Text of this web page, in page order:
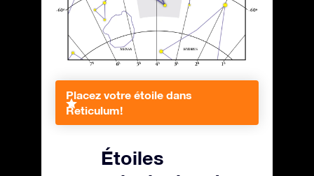
Placez votre étoile dans
Reticulum!
Étoiles